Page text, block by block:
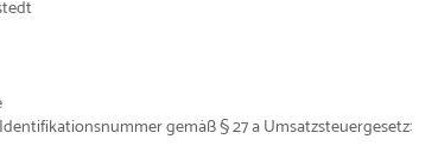
gemäß § 27 a Umsatzsteuergesetz: